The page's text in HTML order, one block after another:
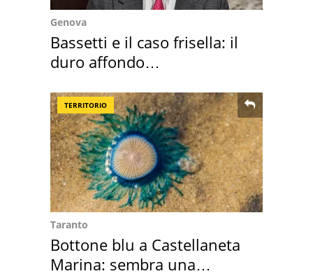
Genova
Bassetti e il caso frisella: il
duro affondo
TERRITORIO
Taranto
Bottone blu a Castellaneta
Marina: sembra una